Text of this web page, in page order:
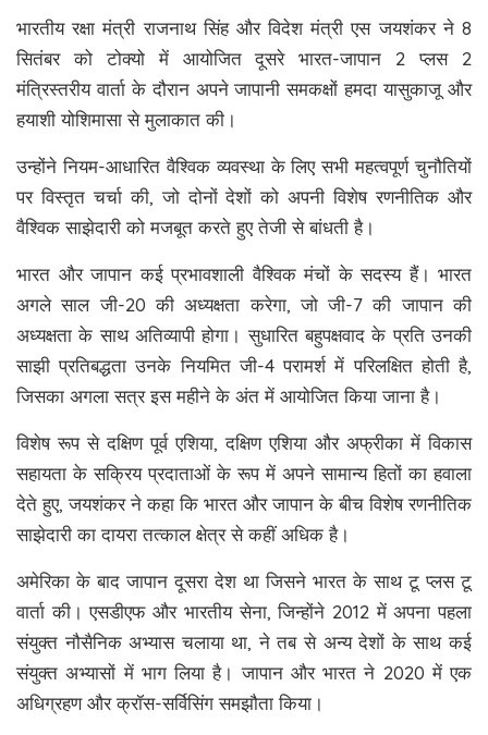
भारतीय रक्षा मंत्री राजनाथ सिंह और विदेश मंत्री एस जयशंकर ने 8
सितंबर को टोक्यो में आयोजित दूसरे भारत-जापान 2 प्लस 2
मंत्रिस्तरीय वार्ता के दौरान अपने जापानी समकक्षों हमदा यासुकाजू और
हयाशी योशिमासा से मुलाकात की।
उन्होंने नियम-आधारित वैश्विक व्यवस्था के लिए सभी महत्वपूर्ण चुनौतियों
पर विस्तृत चर्चा की, जो दोनों देशों को अपनी विशेष रणनीतिक और
वैश्विक साझेदारी को मजबूत करते हुए तेजी से बांधती है।
भारत और जापान कई प्रभावशाली वैश्विक मंचों के सदस्य हैं। भारत
अगले साल जी-20 की अध्यक्षता करेगा, जो जी-7 की जापान की
अध्यक्षता के साथ अतिव्यापी होगा। सुधारित बहुपक्षवाद के प्रति उनकी
साझी प्रतिबद्धता उनके नियमित जी-4 परामर्श में परिलक्षित होती है,
जिसका अगला सत्र इस महीने के अंत में आयोजित किया जाना है।
विशेष रूप से दक्षिण पूर्व एशिया, दक्षिण एशिया और अफ्रीका में विकास
सहायता के सक्रिय प्रदाताओं के रूप में अपने सामान्य हितों का हवाला
देते हुए, जयशंकर ने कहा कि भारत और जापान के बीच विशेष रणनीतिक
साझेदारी का दायरा तत्काल क्षेत्र से कहीं अधिक है।
अमेरिका के बाद जापान दूसरा देश था जिसने भारत के साथ टू प्लस टू
वार्ता की। एसडीएफ और भारतीय सेना, जिन्होंने 2012 में अपना पहला
संयुक्त नौसैनिक अभ्यास चलाया था, ने तब से अन्य देशों के साथ कई
संयुक्त अभ्यासों में भाग लिया है। जापान और भारत ने 2020 में एक
अधिग्रहण और क्रॉस-सर्विसिंग समझौता किया।